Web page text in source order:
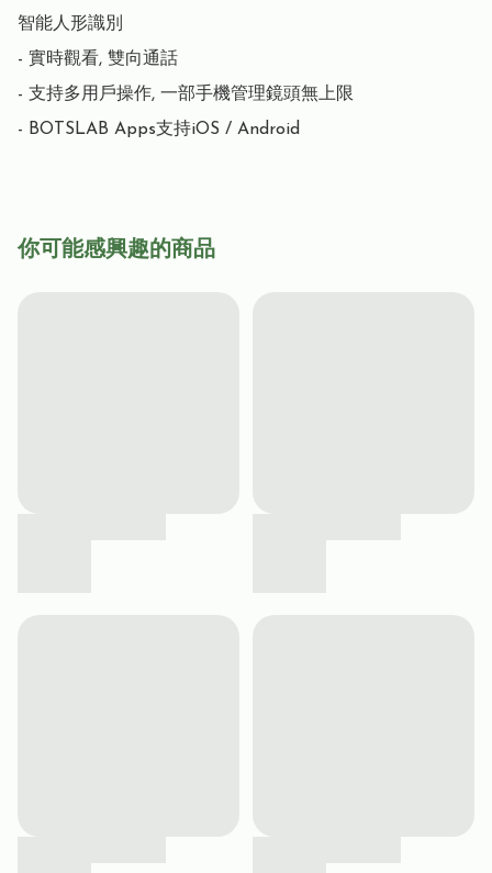
智能人形識別
- 實時觀看, 雙向通話
- 支持多用戶操作, 一部手機管理鏡頭無上限
- BOTSLAB Apps支持iOS / Android
你可能感興趣的商品